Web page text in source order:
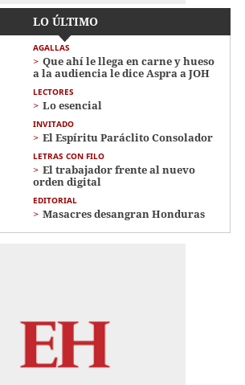
LO ÚLTIMO
AGALLAS
Que ahí le llega en carne y hueso
a la audiencia le dice Aspra a JOH
LECTORES
Lo esencial
INVITADO
El Espíritu Paráclito Consolador
LETRAS CON FILO
El trabajador frente al nuevo
orden digital
EDITORIAL
Masacres desangran Honduras